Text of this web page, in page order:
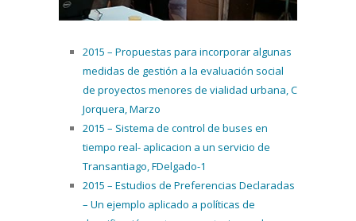
2015 – Propuestas para incorporar algunas
medidas de gestión a la evaluación social
de proyectos menores de vialidad urbana, C
Jorquera, Marzo
2015 – Sistema de control de buses en
tiempo real- aplicacion a un servicio de
Transantiago, FDelgado-1
2015 – Estudios de Preferencias Declaradas
– Un ejemplo aplicado a políticas de